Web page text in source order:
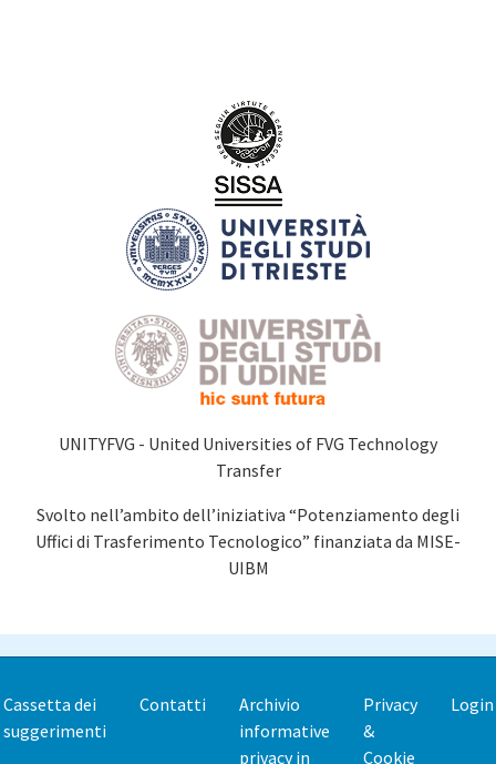
UNITYFVG - United Universities of FVG Technology
Transfer
Svolto nell’ambito dell’iniziativa “Potenziamento degli
Uffici di Trasferimento Tecnologico” finanziata da MISE-
UIBM
Footer
Cassetta dei
suggerimenti
Contatti
Archivio
informative
privacy in
Privacy
&
Cookie
Login